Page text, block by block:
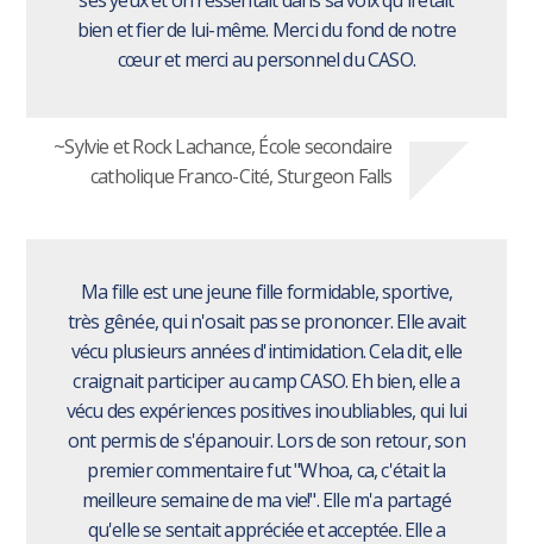
bien et fier de lui-même. Merci du fond de notre
cœur et merci au personnel du CASO.
~Sylvie et Rock Lachance, École secondaire
catholique Franco-Cité, Sturgeon Falls
Ma fille est une jeune fille formidable, sportive,
très gênée, qui n'osait pas se prononcer. Elle avait
vécu plusieurs années d'intimidation. Cela dit, elle
craignait participer au camp CASO. Eh bien, elle a
vécu des expériences positives inoubliables, qui lui
ont permis de s'épanouir. Lors de son retour, son
premier commentaire fut "Whoa, ca, c'était la
meilleure semaine de ma vie!". Elle m'a partagé
qu'elle se sentait appréciée et acceptée. Elle a